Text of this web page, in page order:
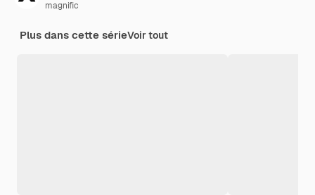
magnific
Plus dans cette sérieVoir tout